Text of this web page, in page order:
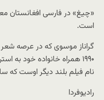
«چیغ» در فارسی افغانستان
است.
گراناز موسوی که در عرصه
۱۹۹۰ همراه خانواده خود به
نام فیلم بلند دیگر اوست که سال ۲۰۰۹
رادیوفردا